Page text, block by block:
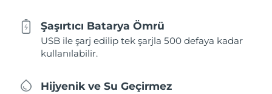
Şaşırtıcı Batarya Ömrü
USB ile şarj edilip tek şarjla 500 defaya kadar
kullanılabilir.
Hijyenik ve Su Geçirmez